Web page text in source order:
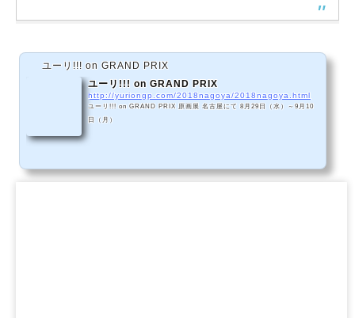
ユーリ!!! on GRAND PRIX
ユーリ!!! on GRAND PRIX
http://yuriongp.com/2018nagoya/2018nagoya.html
ユーリ!!! on GRAND PRIX 原画展 名古屋にて 8月29日（水）～9月10
日（月）